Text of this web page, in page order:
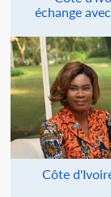
échange
Côte